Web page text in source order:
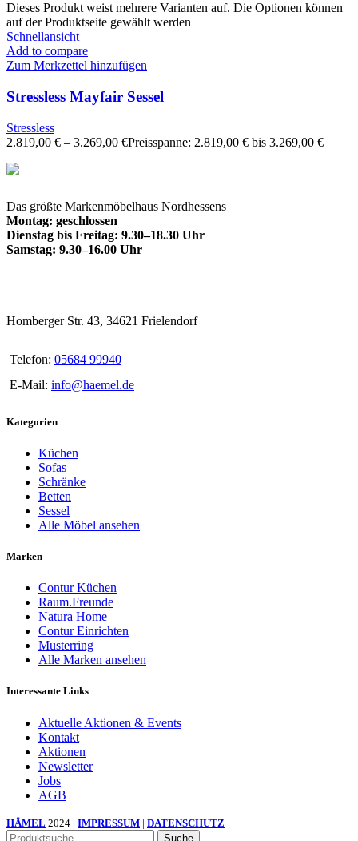
Dieses Produkt weist mehrere Varianten auf. Die Optionen können
auf der Produktseite gewählt werden
Schnellansicht
Add to compare
Zum Merkzettel hinzufügen
Stressless Mayfair Sessel
Stressless
2.819,00 € – 3.269,00 €Preisspanne: 2.819,00 € bis 3.269,00 €
Das größte Markenmöbelhaus Nordhessens
Montag: geschlossen
Dienstag bis Freitag: 9.30–18.30 Uhr
Samstag: 9.30–16.00 Uhr
Homberger Str. 43, 34621 Frielendorf
Telefon: 05684 99940
E-Mail: info@haemel.de
Kategorien
Küchen
Sofas
Schränke
Betten
Sessel
Alle Möbel ansehen
Marken
Contur Küchen
Raum.Freunde
Natura Home
Contur Einrichten
Musterring
Alle Marken ansehen
Interessante Links
Aktuelle Aktionen & Events
Kontakt
Aktionen
Newsletter
Jobs
AGB
HÄMEL 2024 | IMPRESSUM | DATENSCHUTZ
Suche